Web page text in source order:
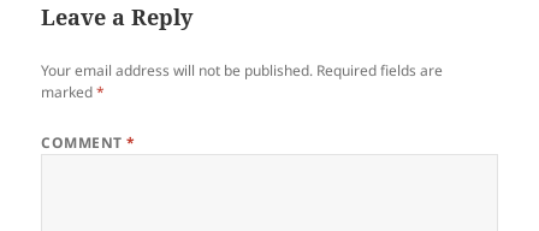
Leave a Reply
Your email address will not be published. Required fields are
marked*
COMMENT*